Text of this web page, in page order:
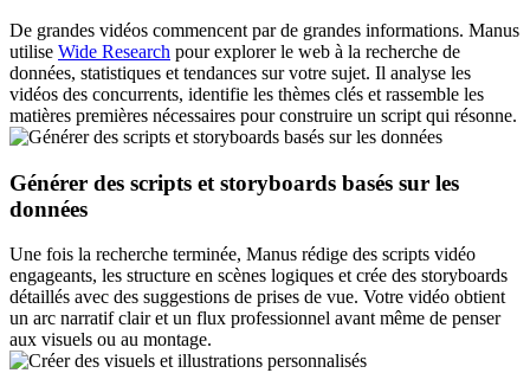
De grandes vidéos commencent par de grandes informations. Manus
utilise Wide Research pour explorer le web à la recherche de
données, statistiques et tendances sur votre sujet. Il analyse les
vidéos des concurrents, identifie les thèmes clés et rassemble les
matières premières nécessaires pour construire un script qui résonne.
Générer des scripts et storyboards basés sur les
données
Une fois la recherche terminée, Manus rédige des scripts vidéo
engageants, les structure en scènes logiques et crée des storyboards
détaillés avec des suggestions de prises de vue. Votre vidéo obtient
un arc narratif clair et un flux professionnel avant même de penser
aux visuels ou au montage.